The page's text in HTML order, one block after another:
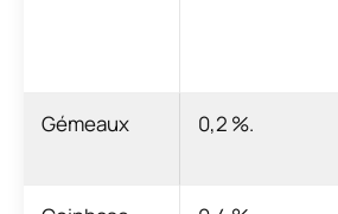
Gémeaux 0,2 %.